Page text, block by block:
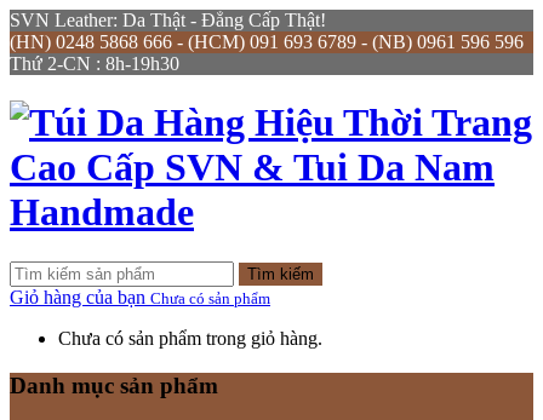
SVN Leather: Da Thật - Đẳng Cấp Thật!
(HN) 0248 5868 666 - (HCM) 091 693 6789 - (NB) 0961 596 596
Thứ 2-CN : 8h-19h30
Tìm kiếm
Giỏ hàng của bạn Chưa có sản phẩm
Chưa có sản phẩm trong giỏ hàng.
Danh mục sản phẩm